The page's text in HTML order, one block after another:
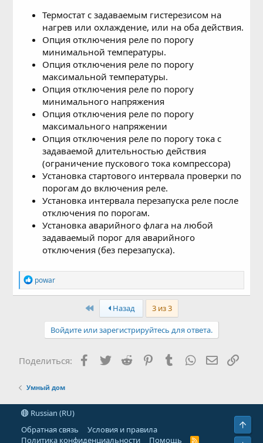
Термостат с задаваемым гистерезисом на
нагрев или охлаждение, или на оба действия.
Опция отключения реле по порогу
минимальной температуры.
Опция отключения реле по порогу
максимальной температуры.
Опция отключения реле по порогу
минимального напряжения
Опция отключения реле по порогу
максимального напряжении
Опция отключения реле по порогу тока с
задаваемой длительностью действия
(ограничение пускового тока компрессора)
Установка стартового интервала проверки по
порогам до включения реле.
Установка интервала перезапуска реле после
отключения по порогам.
Установка аварийного флага на любой
задаваемый порог для аварийного
отключения (без перезапуска).
Р
е
а
powar
First Назад 3 из 3
Войдите или зарегистрируйтесь для ответа.
Поделиться: Facebook
TwitterReddit PinterestTumblrWhatsApp
Умный дом
Russian (RU)
Обратная связь
Условия и правила
Политика конфиденциальности
Помощь R